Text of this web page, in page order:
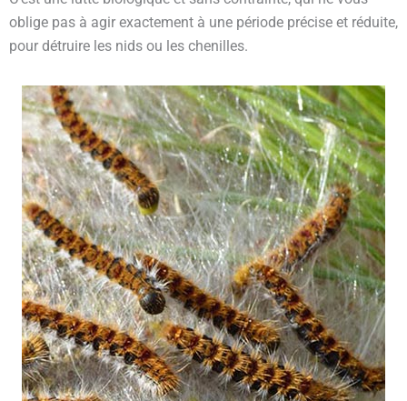
oblige pas à agir exactement à une période précise et réduite,
pour détruire les nids ou les chenilles.